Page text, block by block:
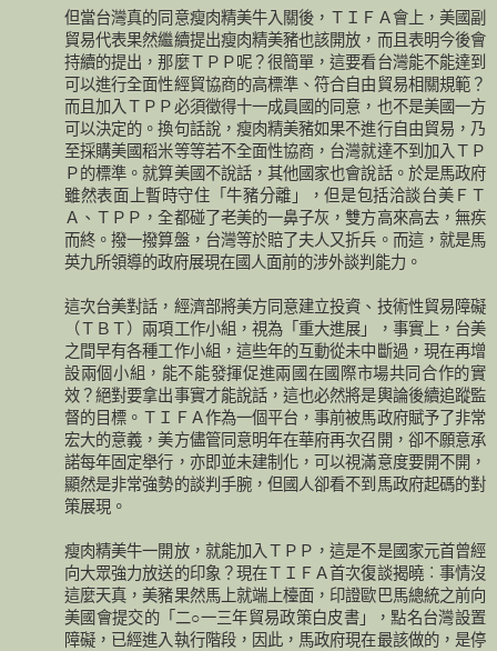
但當台灣真的同意瘦肉精美牛入關後，ＴＩＦＡ會上，美國副
貿易代表果然繼續提出瘦肉精美豬也該開放，而且表明今後會
持續的提出，那麼ＴＰＰ呢？很簡單，這要看台灣能不能達到
可以進行全面性經貿協商的高標準、符合自由貿易相關規範？
而且加入ＴＰＰ必須徵得十一成員國的同意，也不是美國一方
可以決定的。換句話說，瘦肉精美豬如果不進行自由貿易，乃
至採購美國稻米等等若不全面性協商，台灣就達不到加入ＴＰ
Ｐ的標準。就算美國不說話，其他國家也會說話。於是馬政府
雖然表面上暫時守住「牛豬分離」，但是包括洽談台美ＦＴ
Ａ、ＴＰＰ，全都碰了老美的一鼻子灰，雙方高來高去，無疾
而終。撥一撥算盤，台灣等於賠了夫人又折兵。而這，就是馬
英九所領導的政府展現在國人面前的涉外談判能力。
這次台美對話，經濟部將美方同意建立投資、技術性貿易障礙
（ＴＢＴ）兩項工作小組，視為「重大進展」，事實上，台美
之間早有各種工作小組，這些年的互動從未中斷過，現在再增
設兩個小組，能不能發揮促進兩國在國際市場共同合作的實
效？絕對要拿出事實才能說話，這也必然將是輿論後續追蹤監
督的目標。ＴＩＦＡ作為一個平台，事前被馬政府賦予了非常
宏大的意義，美方儘管同意明年在華府再次召開，卻不願意承
諾每年固定舉行，亦即並未建制化，可以視滿意度要開不開，
顯然是非常強勢的談判手腕，但國人卻看不到馬政府起碼的對
策展現。
瘦肉精美牛一開放，就能加入ＴＰＰ，這是不是國家元首曾經
向大眾強力放送的印象？現在ＴＩＦＡ首次復談揭曉︰事情沒
這麼天真，美豬果然馬上就端上檯面，印證歐巴馬總統之前向
美國會提交的「二○一三年貿易政策白皮書」，點名台灣設置
障礙，已經進入執行階段，因此，馬政府現在最該做的，是停